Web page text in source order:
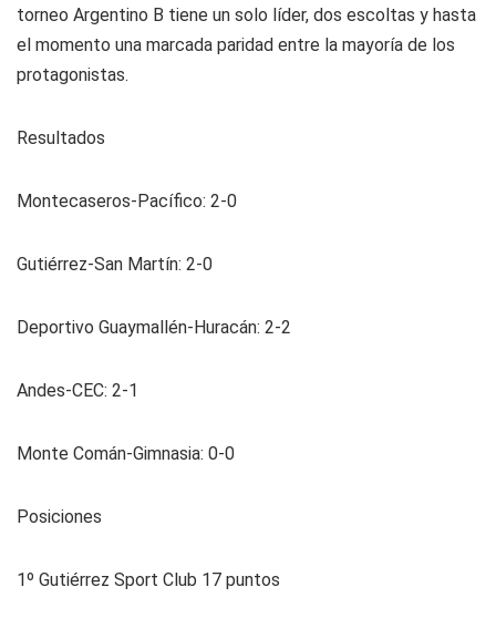
torneo Argentino B tiene un solo líder, dos escoltas y hasta
el momento una marcada paridad entre la mayoría de los
protagonistas.
Resultados
Montecaseros-Pacífico: 2-0
Gutiérrez-San Martín: 2-0
Deportivo Guaymallén-Huracán: 2-2
Andes-CEC: 2-1
Monte Comán-Gimnasia: 0-0
Posiciones
1º Gutiérrez Sport Club 17 puntos